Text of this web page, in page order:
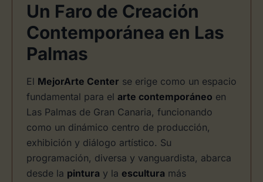
Un Faro de Creación
Contemporánea en Las
Palmas
El MejorArte Center se erige como un espacio
fundamental para el arte contemporáneo en
Las Palmas de Gran Canaria, funcionando
como un dinámico centro de producción,
exhibición y diálogo artístico. Su
programación, diversa y vanguardista, abarca
desde la pintura y la escultura más